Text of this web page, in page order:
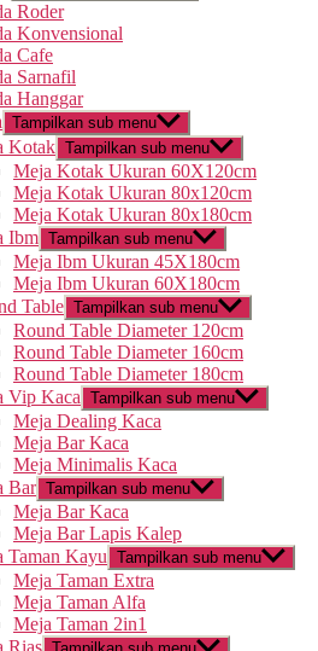
Roder
Konvensional
Cafe
Sarnafil
Hanggar
Tampilkan sub menu
Kotak Tampilkan sub menu
Meja Kotak Ukuran 60X120cm
Meja Kotak Ukuran 80x120cm
Meja Kotak Ukuran 80x180cm
Ibm Tampilkan sub menu
Meja Ibm Ukuran 45X180cm
Meja Ibm Ukuran 60X180cm
Table Tampilkan sub menu
Round Table Diameter 120cm
Round Table Diameter 160cm
Round Table Diameter 180cm
Vip Kaca Tampilkan sub menu
Meja Dealing Kaca
Meja Bar Kaca
Meja Minimalis Kaca
Bar Tampilkan sub menu
Meja Bar Kaca
Meja Bar Lapis Kalep
Taman Kayu Tampilkan sub menu
Meja Taman Extra
Meja Taman Alfa
Meja Taman 2in1
Rias